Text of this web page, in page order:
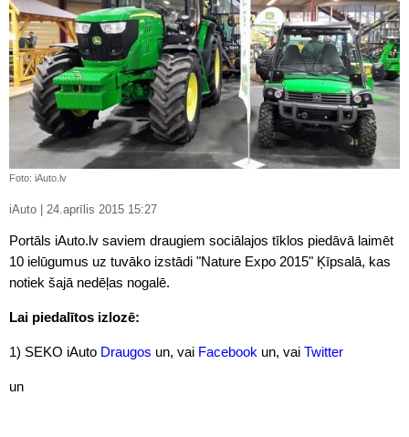
Foto: iAuto.lv
iAuto | 24.aprīlis 2015 15:27
Portāls iAuto.lv saviem draugiem sociālajos tīklos piedāvā laimēt
10 ielūgumus uz tuvāko izstādi "Nature Expo 2015" Ķīpsalā, kas
notiek šajā nedēļas nogalē.
Lai piedalītos izlozē:
1) SEKO iAuto Draugos un, vai Facebook un, vai Twitter
un